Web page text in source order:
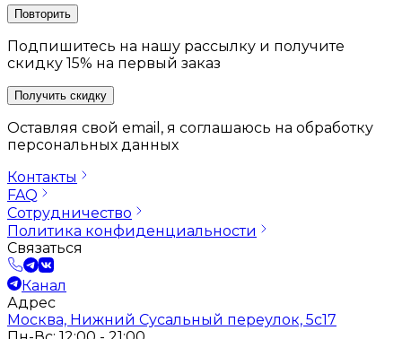
Повторить
Подпишитесь на нашу рассылку и получите
скидку 15% на первый заказ
Получить скидку
Оставляя свой email, я соглашаюсь на обработку
персональных данных
Контакты
FAQ
Сотрудничество
Политика конфиденциальности
Связаться
Канал
Адрес
Москва, Нижний Сусальный переулок, 5с17